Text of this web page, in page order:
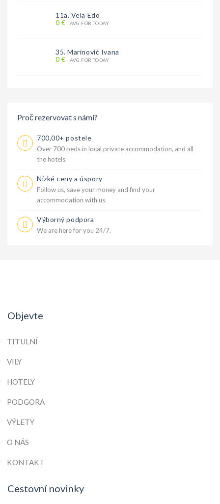
11a. Vela Edo
0 €
AVG FOR TODAY
35. Marinović Ivana
0 €
AVG FOR TODAY
Proč rezervovat s námi?
700,00+ postele
Over 700 beds in local private accommodation, and all
the hotels.
Nízké ceny a úspory
Follow us, save your money and find your
accommodation with us.
Výborný podpora
We are here for you 24/7.
Objevte
TITULNÍ
VILY
HOTELY
PODGORA
VÝLETY
O NÁS
KONTAKT
Cestovní novinky